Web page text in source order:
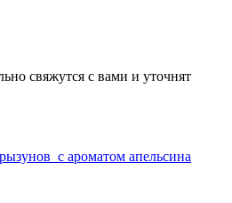
свяжутся с вами и уточнят